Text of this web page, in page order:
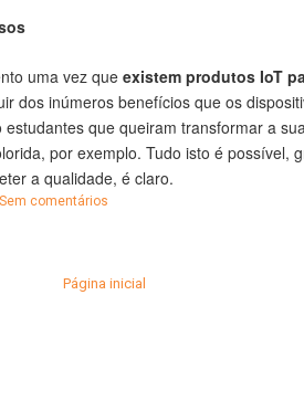
uma vez que existem produtos IoT
dos inúmeros benefícios que os
que queiram transformar a
por exemplo. Tudo isto é possível,
a qualidade, é claro.
Sem comentários
Página inicial